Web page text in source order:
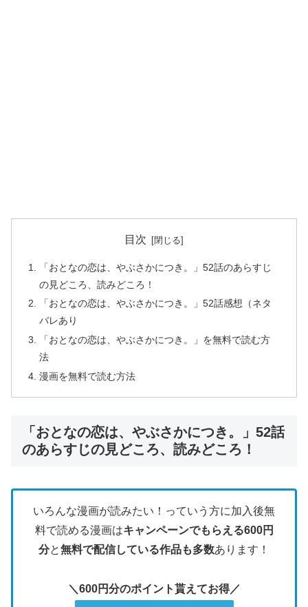
目次
「おとなの恋は、やぶさかにつき。」52話のあらすじ
の見どころ、読みどころ！
「おとなの恋は、やぶさかにつき。」52話感想（ネタ
バレあり
「おとなの恋は、やぶさかにつき。」を無料で読む方
法
漫画を無料で読む方法
「おとなの恋は、やぶさかにつき。」52話
のあらすじの見どころ、読みどころ！
いろんな漫画が読みたい！っていう方に加入後無
料で読める漫画はキャンペーンでもらえる600円
分と無料で配信している作品も多数あります！
＼600円分のポイント貰えてお得／